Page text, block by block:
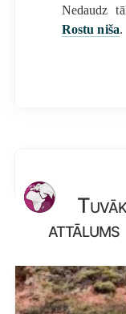
Nedaudz
Rostu niša.
attālums